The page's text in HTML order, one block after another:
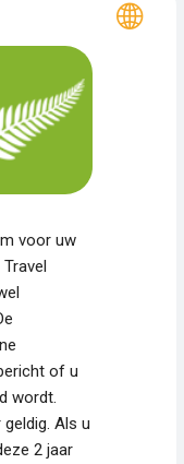
voor uw
of u
wordt.
Als u
2 jaar